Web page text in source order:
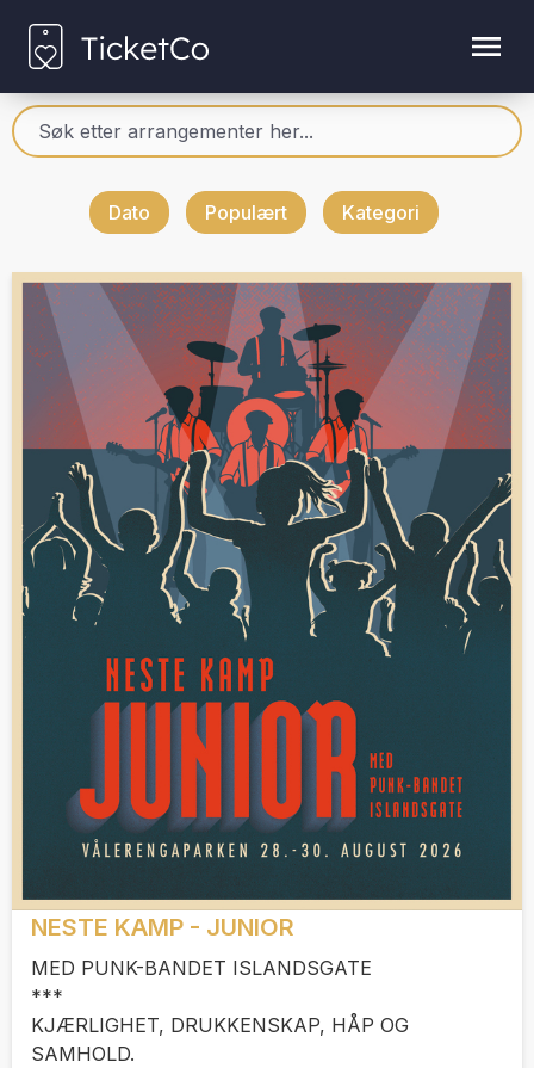
Dato Populært Kategori
NESTE KAMP - JUNIOR
MED PUNK-BANDET ISLANDSGATE
***
KJÆRLIGHET, DRUKKENSKAP, HÅP OG
SAMHOLD.